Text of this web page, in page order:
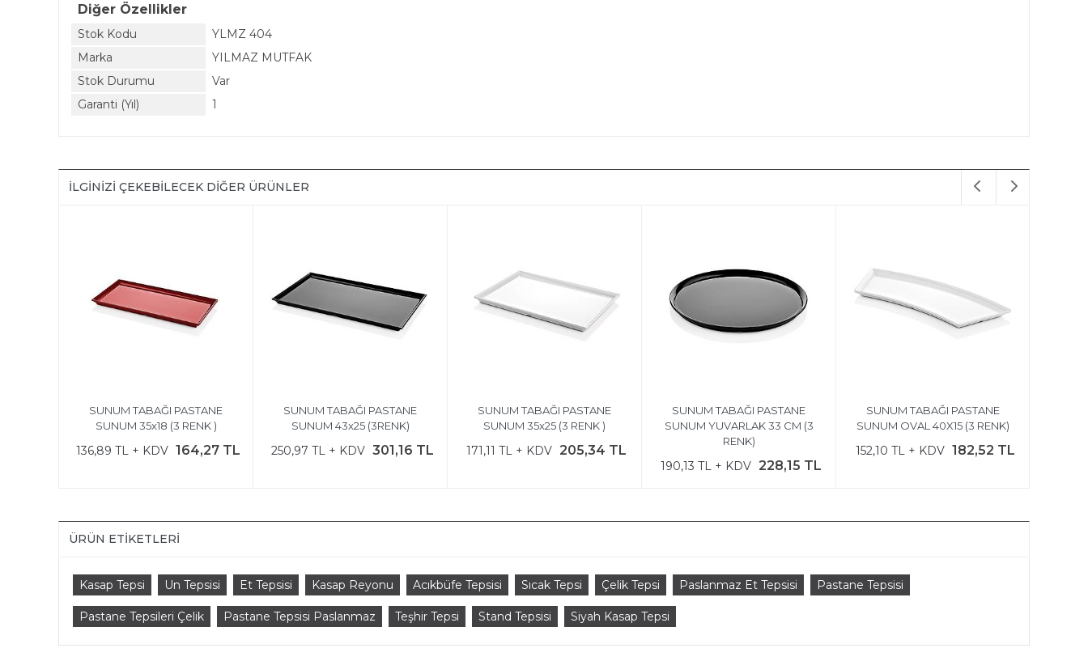
Diğer Özellikler
Stok Kodu
YLMZ 404
Marka
YILMAZ MUTFAK
Stok Durumu
Var
Garanti (Yıl)
1
İLGINIZI ÇEKEBILECEK DIĞER ÜRÜNLER
SUNUM TABAĞI PASTANE
SUNUM 35x18 (3 RENK )
136,89 TL + KDV 164,27 TL
SUNUM TABAĞI PASTANE
SUNUM 43x25 (3RENK)
250,97 TL + KDV 301,16 TL
SUNUM TABAĞI PASTANE
SUNUM 35x25 (3 RENK )
171,11 TL + KDV 205,34 TL
SUNUM TABAĞI PASTANE
SUNUM YUVARLAK 33 CM (3
RENK)
190,13 TL + KDV 228,15 TL
SUNUM TABAĞI PASTANE
SUNUM OVAL 40X15 (3 RENK)
152,10 TL + KDV 182,52 TL
ÜRÜN ETIKETLERI
Kasap Tepsi Un Tepsisi Et Tepsisi Kasap Reyonu Acıkbüfe Tepsisi Sıcak Tepsi Çelik Tepsi Paslanmaz Et Tepsisi Pastane Tepsisi
Pastane Tepsileri Çelik Pastane Tepsisi Paslanmaz Teşhir Tepsi Stand Tepsisi Siyah Kasap Tepsi